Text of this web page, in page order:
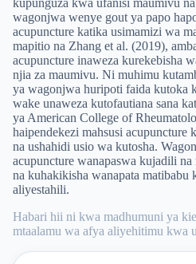
wagonjwa wenye gout ya papo
acupuncture katika usimamizi wa
mapitio na Zhang et al. (2019),
acupuncture inaweza kurekebisha
njia za maumivu. Ni muhimu
ya wagonjwa huripoti faida kutoka
wake unaweza kutofautiana sana
ya American College of
haipendekezi mahsusi
na ushahidi usio wa kutosha.
acupuncture wanapaswa kujadili
na kuhakikisha wanapata matibabu
aliyestahili.
Habari hii ni kwa madhumuni ya
mtaalamu wa afya aliyehitimu kwa